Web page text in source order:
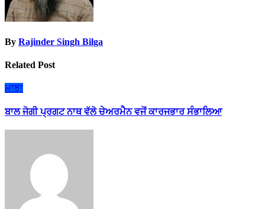
By Rajinder Singh Bilga
Related Post
ਮਾਝਾ
ਬਾਲ ਜੋਗੀ ਪ੍ਰਗਟ ਨਾਥ ਵੱਲੋ ਚੇਅਰਮੈਨ ਵਜੋਂ ਕਾਰਜਭਾਰ ਸੰਭਾਲਿਆ